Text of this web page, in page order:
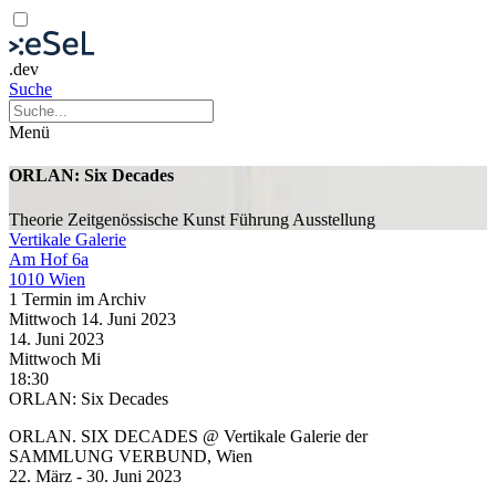
.dev
Suche
Menü
ORLAN: Six Decades
Theorie Zeitgenössische Kunst Führung Ausstellung
Vertikale Galerie
Am Hof 6a
1010 Wien
1 Termin im Archiv
Mittwoch 14. Juni 2023
14. Juni 2023
Mittwoch Mi
18:30
ORLAN: Six Decades
ORLAN. SIX DECADES @ Vertikale Galerie der
SAMMLUNG VERBUND, Wien
22. März - 30. Juni 2023